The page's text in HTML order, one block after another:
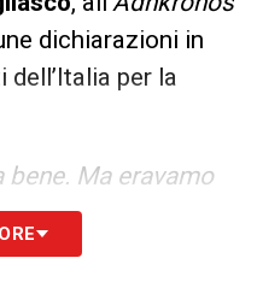
dichiarazioni in
per la
bene. Ma eravamo
Questa volta è
che ha